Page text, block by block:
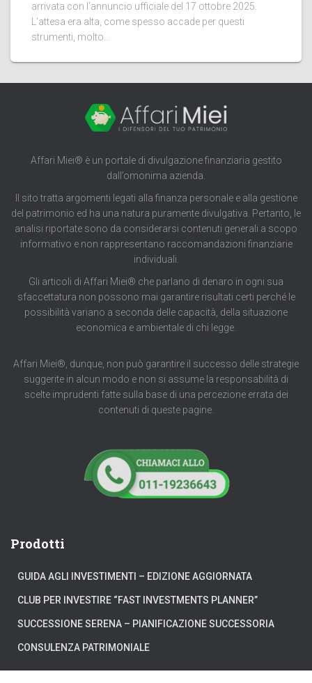
arrivata con l’annuncio ufficiale del 17 ottobre 2025.
L’attesa era alta, come spesso accade per questi
strumenti, molto...
Affari Miei® è un portale di divulgazione finanziaria gestito
dall’omonima azienda.
Il sito tratta argomenti legati alla finanza personale e alla gestione
del patrimonio ed ha una natura puramente divulgativa. Pertanto, le
analisi riportate sono da considerarsi contenuti generali a scopo
informativo e non rappresentano raccomandazioni finanziarie
individuali.
Gli articoli di Affari Miei® che parlano di denaro in ogni sua
sfaccettatura non possono mai garantire risultati certi perché le
possibilità variano a seconda delle capacità, della situazione
economica e ambientale di chi legge.
Affari Miei®, dunque, non può garantire il successo delle strategie
suggerite in alcun modo e non si assume la responsabilità di
scelte imprudenti fatte sulla base di una percezione errata dei
contenuti di queste pagine.
Prodotti
GUIDA AGLI INVESTIMENTI – EDIZIONE AGGIORNATA
CLUB PER INVESTIRE “FAST INVESTMENTS PLANNER”
SUCCESSIONE SERENA – PIANIFICAZIONE SUCCESSORIA
CONSULENZA PATRIMONIALE